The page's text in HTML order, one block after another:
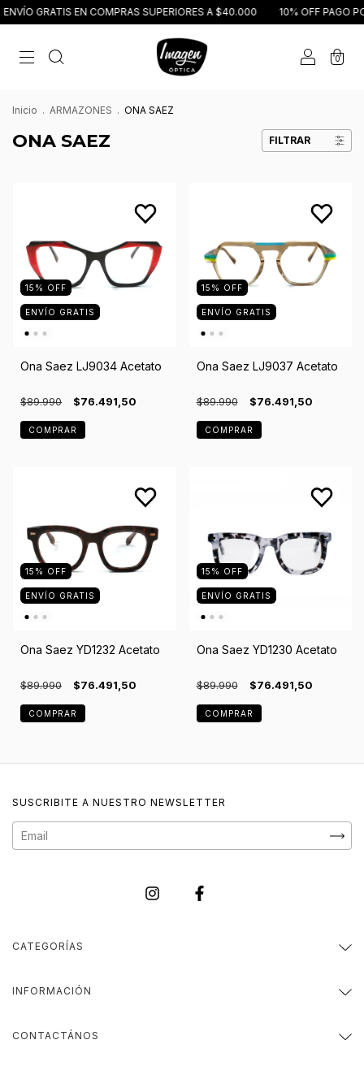
GRATIS EN COMPRAS SUPERIORES A $40.000 10% OFF PAGO
0
Inicio . ARMAZONES . ONA SAEZ
ONA SAEZ FILTRAR
15 % OFF
ENVÍO GRATIS
Ona Saez LJ9034 Acetato
$89.990 $76.491,50
COMPRAR
15 % OFF
ENVÍO GRATIS
Ona Saez LJ9037 Acetato
$89.990 $76.491,50
COMPRAR
15 % OFF
ENVÍO GRATIS
Ona Saez YD1232 Acetato
$89.990 $76.491,50
COMPRAR
15 % OFF
ENVÍO GRATIS
Ona Saez YD1230 Acetato
$89.990 $76.491,50
COMPRAR
SUSCRIBITE A NUESTRO NEWSLETTER
CATEGORÍAS
INFORMACIÓN
CONTACTÁNOS